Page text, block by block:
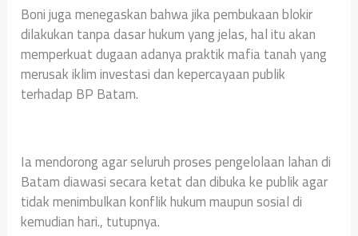
Boni juga menegaskan bahwa jika pembukaan blokir
dilakukan tanpa dasar hukum yang jelas, hal itu akan
memperkuat dugaan adanya praktik mafia tanah yang
merusak iklim investasi dan kepercayaan publik
terhadap BP Batam.
Ia mendorong agar seluruh proses pengelolaan lahan di
Batam diawasi secara ketat dan dibuka ke publik agar
tidak menimbulkan konflik hukum maupun sosial di
kemudian hari., tutupnya.